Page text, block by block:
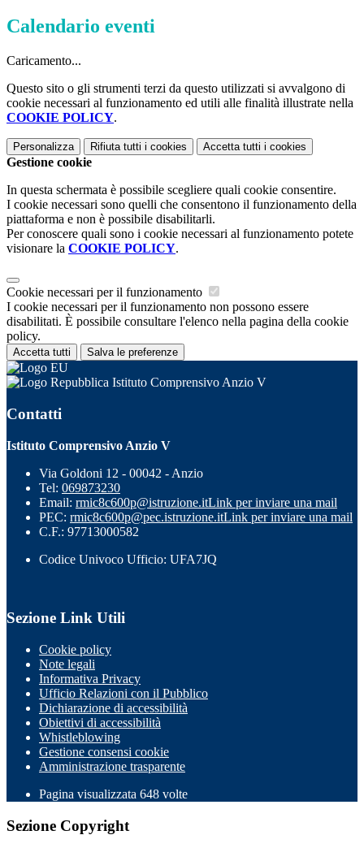
Calendario eventi
Caricamento...
Questo sito o gli strumenti terzi da questo utilizzati si avvalgono di
cookie necessari al funzionamento ed utili alle finalità illustrate nella
COOKIE POLICY.
Personalizza Rifiuta tutti i cookies Accetta tutti i cookies
Gestione cookie
In questa schermata è possibile scegliere quali cookie consentire.
I cookie necessari sono quelli che consentono il funzionamento della
piattaforma e non è possibile disabilitarli.
Per conoscere quali sono i cookie necessari al funzionamento potete
visionare la COOKIE POLICY.
Cookie necessari per il funzionamento
I cookie necessari per il funzionamento non possono essere
disabilitati. È possibile consultare l'elenco nella pagina della cookie
policy.
Accetta tutti Salva le preferenze
Istituto Comprensivo Anzio V
Contatti
Istituto Comprensivo Anzio V
Via Goldoni 12 - 00042 - Anzio
Tel: 069873230
Email: rmic8c600p@istruzione.itLink per inviare una mail
PEC: rmic8c600p@pec.istruzione.itLink per inviare una mail
C.F.: 97713000582
Codice Univoco Ufficio: UFA7JQ
Sezione Link Utili
Cookie policy
Note legali
Informativa Privacy
Ufficio Relazioni con il Pubblico
Dichiarazione di accessibilità
Obiettivi di accessibilità
Whistleblowing
Gestione consensi cookie
Amministrazione trasparente
Pagina visualizzata 648 volte
Sezione Copyright